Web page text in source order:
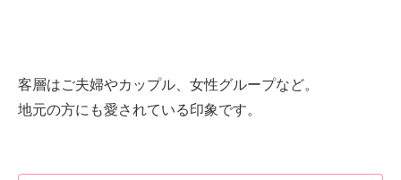
客層はご夫婦やカップル、女性グループなど。
地元の方にも愛されている印象です。